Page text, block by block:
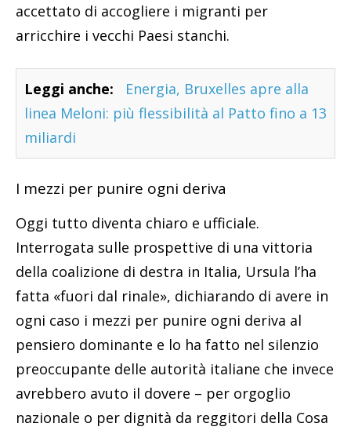
accettato di accogliere i migranti per
arricchire i vecchi Paesi stanchi.
Leggi anche:
Energia, Bruxelles apre alla
linea Meloni: più flessibilità al Patto fino a 13
miliardi
I mezzi per punire ogni deriva
Oggi tutto diventa chiaro e ufficiale.
Interrogata sulle prospettive di una vittoria
della coalizione di destra in Italia, Ursula l’ha
fatta «fuori dal rinale», dichiarando di avere in
ogni caso i mezzi per punire ogni deriva al
pensiero dominante e lo ha fatto nel silenzio
preoccupante delle autorità italiane che invece
avrebbero avuto il dovere – per orgoglio
nazionale o per dignità da reggitori della Cosa